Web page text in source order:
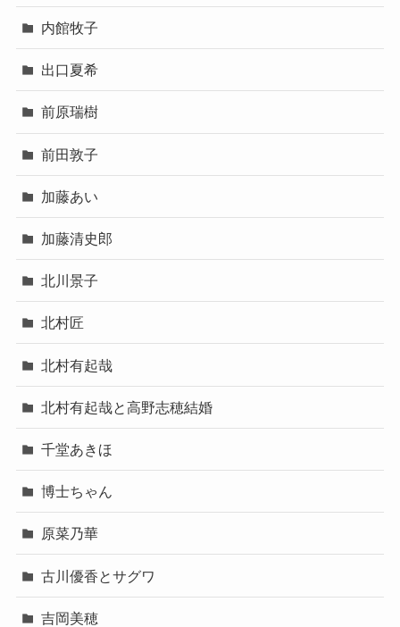
内館牧子
出口夏希
前原瑞樹
前田敦子
加藤あい
加藤清史郎
北川景子
北村匠
北村有起哉
北村有起哉と高野志穂結婚
千堂あきほ
博士ちゃん
原菜乃華
古川優香とサグワ
吉岡美穂